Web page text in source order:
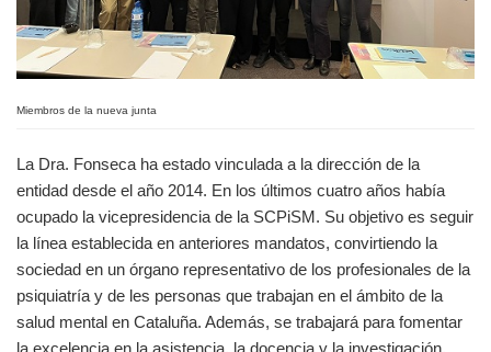
Miembros de la nueva junta
La Dra. Fonseca ha estado vinculada a la dirección de la
entidad desde el año 2014. En los últimos cuatro años había
ocupado la vicepresidencia de la SCPiSM. Su objetivo es seguir
la línea establecida en anteriores mandatos, convirtiendo la
sociedad en un órgano representativo de los profesionales de la
psiquiatría y de les personas que trabajan en el ámbito de la
salud mental en Cataluña. Además, se trabajará para fomentar
la excelencia en la asistencia, la docencia y la investigación,